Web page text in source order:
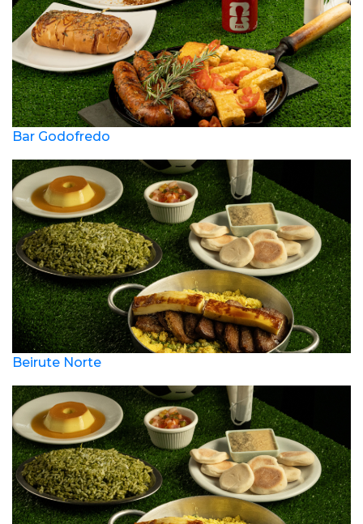
Bar Godofredo
Beirute Norte